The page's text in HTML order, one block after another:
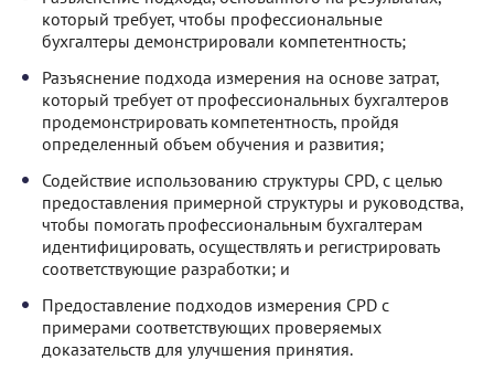
который требует, чтобы профессиональные
бухгалтеры демонстрировали компетентность;
Разъяснение подхода измерения на основе затрат,
который требует от профессиональных бухгалтеров
продемонстрировать компетентность, пройдя
определенный объем обучения и развития;
Содействие использованию структуры CPD, с целью
предоставления примерной структуры и руководства,
чтобы помогать профессиональным бухгалтерам
идентифицировать, осуществлять и регистрировать
соответствующие разработки; и
Предоставление подходов измерения CPD с
примерами соответствующих проверяемых
доказательств для улучшения принятия.